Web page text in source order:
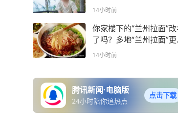
元，酒店方：是骨瓷，采
应：不违规
14小时前
你家楼下的“兰州拉面”改
了吗？多地“兰州拉面”更
为“青海拉面”
14小时前
腾讯新闻·电脑版
24小时陪你追热点
点击下载